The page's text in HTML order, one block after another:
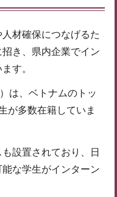
材確保につなげるた
き、県内企業でイン
す。
は、ベトナムのトッ
が多数在籍していま
設置されており、日
な学生がインターン